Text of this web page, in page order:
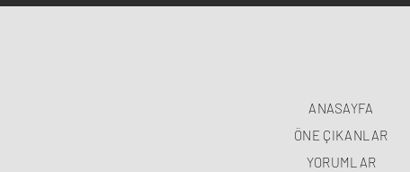
ANASAYFA
ÖNE ÇIKANLAR
YORUMLAR